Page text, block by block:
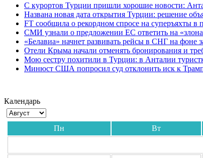
С курортов Турции пришли хорошие новости:
Названа новая дата открытия Турции: решение
FT сообщила о рекордном спросе на суперъяхты в
СМИ узнали о предложении ЕС ответить на
«Белавиа» начнет развивать рейсы в СНГ на фоне
Отели Крыма начали отменять бронирования и
Мою сестру похитили в Турции: в Анталии
Минюст США попросил суд отклонить иск к
Календарь
Пн Вт